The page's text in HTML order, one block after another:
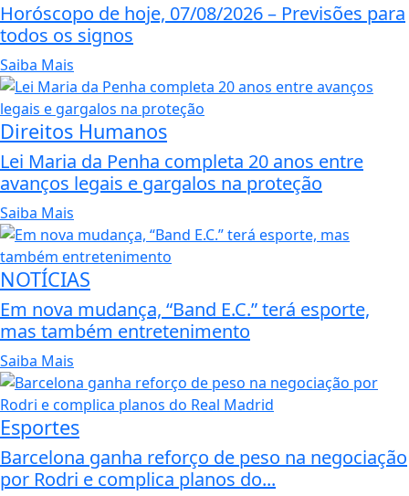
Horóscopo de hoje, 07/08/2026 – Previsões para
todos os signos
Saiba Mais
Direitos Humanos
Lei Maria da Penha completa 20 anos entre
avanços legais e gargalos na proteção
Saiba Mais
NOTÍCIAS
Em nova mudança, “Band E.C.” terá esporte,
mas também entretenimento
Saiba Mais
Esportes
Barcelona ganha reforço de peso na negociação
por Rodri e complica planos do...